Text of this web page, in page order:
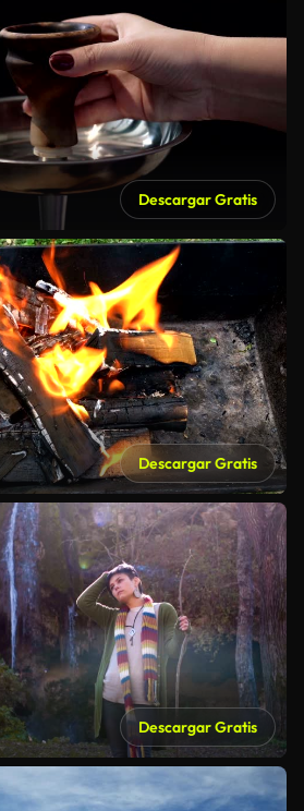
Descargar Gratis
Descargar Gratis
Descargar Gratis